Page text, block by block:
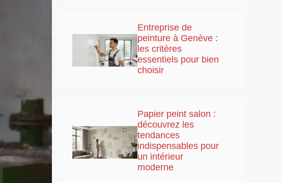
Entreprise de
peinture à Genève :
les critères
essentiels pour bien
choisir
Papier peint salon :
découvrez les
tendances
indispensables pour
un intérieur
moderne